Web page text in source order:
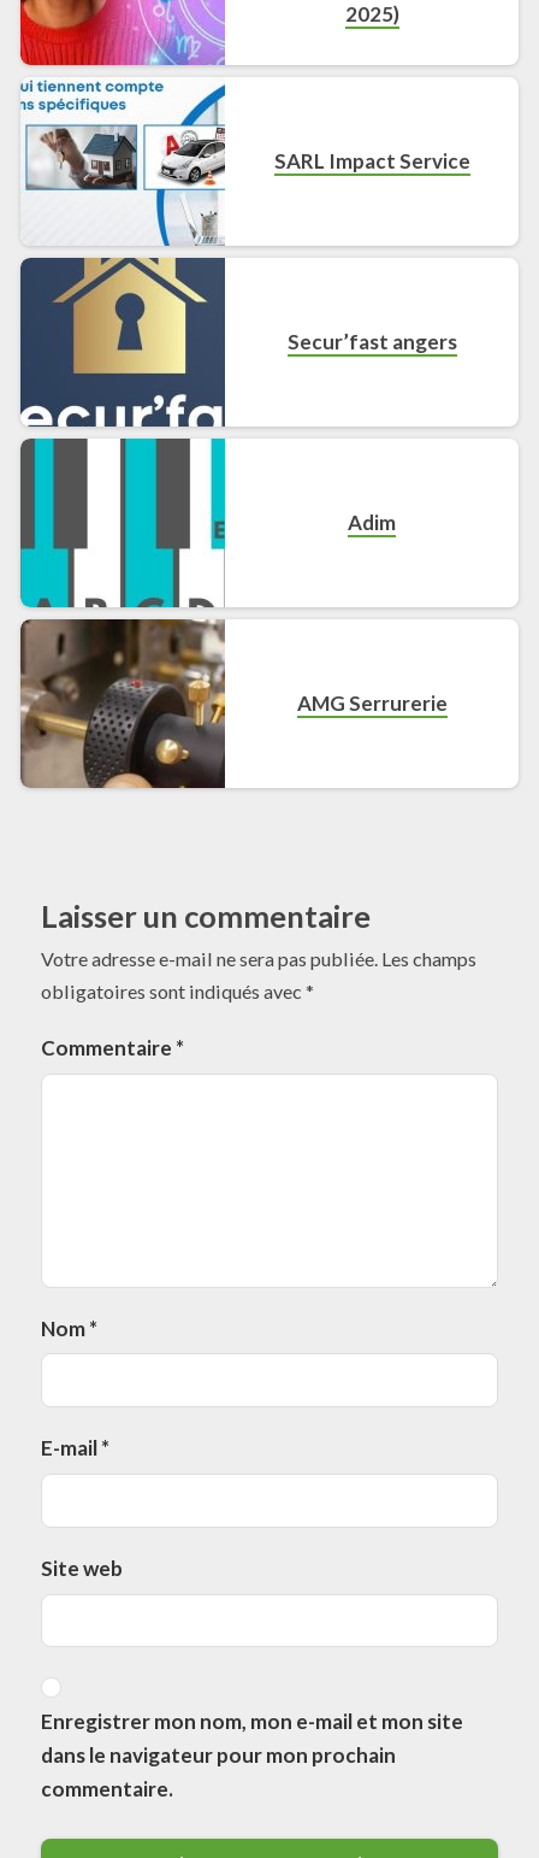
2025)
SARL Impact Service
Secur’fast angers
Adim
AMG Serrurerie
Laisser un commentaire
Votre adresse e-mail ne sera pas publiée. Les champs
obligatoires sont indiqués avec *
Commentaire *
Nom*
E-mail*
Site web
Enregistrer mon nom, mon e-mail et mon site
dans le navigateur pour mon prochain
commentaire.